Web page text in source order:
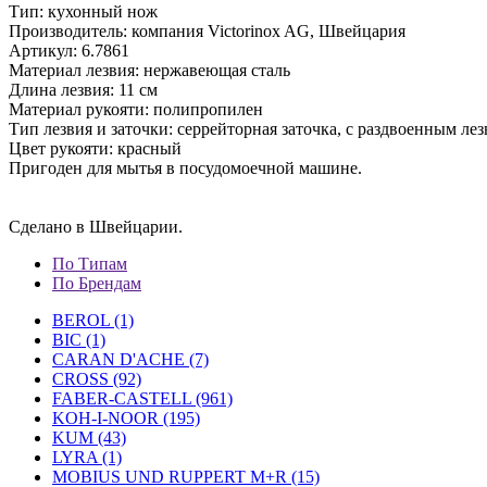
Тип: кухонный нож
Производитель: компания Victorinox AG, Швейцария
Артикул: 6.7861
Материал лезвия: нержавеющая сталь
Длина лезвия: 11 см
Материал рукояти: полипропилен
Тип лезвия и заточки: серрейторная заточка, с раздвоенным
Цвет рукояти: красный
Пригоден для мытья в посудомоечной машине.
Сделано в Швейцарии.
По Типам
По Брендам
BEROL (1)
BIC (1)
CARAN D'ACHE (7)
CROSS (92)
FABER-CASTELL (961)
KOH-I-NOOR (195)
KUM (43)
LYRA (1)
MOBIUS UND RUPPERT M+R (15)